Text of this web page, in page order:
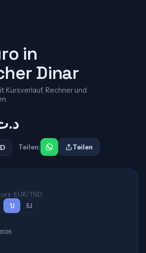
in
Dinar
Kursverlauf, Rechner und
Teilen: Teilen
· EUR/TND
1J 5J